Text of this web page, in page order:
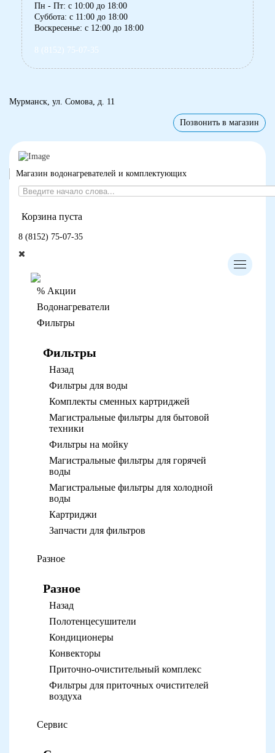
Пн - Пт: с 10:00 до 18:00
Суббота: с 11:00 до 18:00
Воскресенье: с 12:00 до 18:00
8 (8152) 75-07-35
Мурманск, ул. Сомова, д. 11
Позвонить в магазин
Магазин водонагревателей и комплектующих
Корзина пуста
8 (8152) 75-07-35
% Акции
Водонагреватели
Фильтры
Фильтры
Назад
Фильтры для воды
Комплекты сменных картриджей
Магистральные фильтры для бытовой
техники
Фильтры на мойку
Магистральные фильтры для горячей
воды
Магистральные фильтры для холодной
воды
Картриджи
Запчасти для фильтров
Разное
Разное
Назад
Полотенцесушители
Кондиционеры
Конвекторы
Приточно-очистительный комплекс
Фильтры для приточных очистителей
воздуха
Сервис